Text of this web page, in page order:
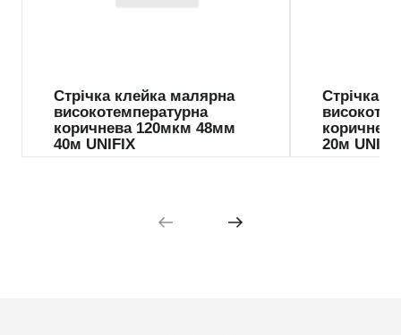
Стрічка клейка малярна
високотемпературна
коричнева 120мкм 48мм
40м UNIFIX
Стрічка
20м